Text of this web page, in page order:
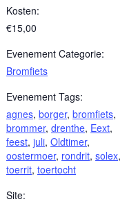
Kosten:
€15,00
Evenement Categorie:
Bromfiets
Evenement Tags:
agnes, borger, bromfiets,
brommer, drenthe, Eext,
feest, juli, Oldtimer,
oostermoer, rondrit, solex,
toerrit, toertocht
Site: